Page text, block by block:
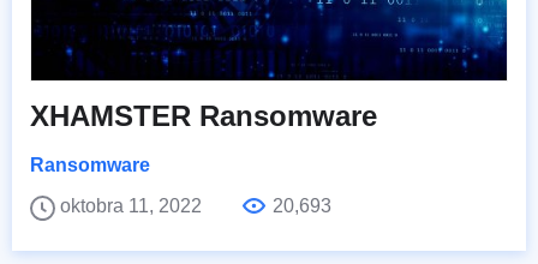
XHAMSTER Ransomware
Ransomware
oktobra 11, 2022
20,693